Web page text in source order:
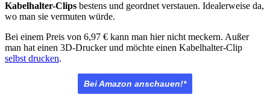
Kabelhalter-Clips bestens und geordnet verstauen. Idealerweise da,
wo man sie vermuten würde.
Bei einem Preis von 6,97 € kann man hier nicht meckern. Außer
man hat einen 3D-Drucker und möchte einen Kabelhalter-Clip
selbst drucken.
Bei Amazon anschauen!*